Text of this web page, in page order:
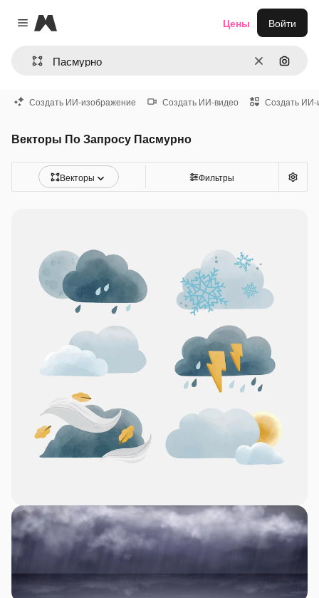
Close menu
Magnific
ОчиститьПоиск
Цены Войти
Создать ИИ-изображение Создать ИИ-видео Создать ИИ-
Векторы По Запросу Пасмурно
Векторы Фильтры